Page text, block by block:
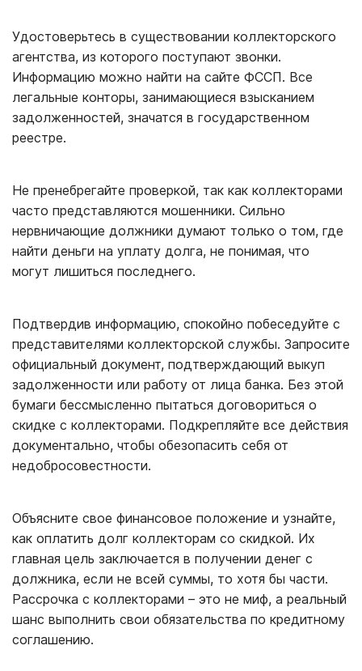
Удостоверьтесь в существовании коллекторского
агентства, из которого поступают звонки.
Информацию можно найти на сайте ФССП. Все
легальные конторы, занимающиеся взысканием
задолженностей, значатся в государственном
реестре.
Не пренебрегайте проверкой, так как коллекторами
часто представляются мошенники. Сильно
нервничающие должники думают только о том, где
найти деньги на уплату долга, не понимая, что
могут лишиться последнего.
Подтвердив информацию, спокойно побеседуйте с
представителями коллекторской службы. Запросите
официальный документ, подтверждающий выкуп
задолженности или работу от лица банка. Без этой
бумаги бессмысленно пытаться договориться о
скидке с коллекторами. Подкрепляйте все действия
документально, чтобы обезопасить себя от
недобросовестности.
Объясните свое финансовое положение и узнайте,
как оплатить долг коллекторам со скидкой. Их
главная цель заключается в получении денег с
должника, если не всей суммы, то хотя бы части.
Рассрочка с коллекторами – это не миф, а реальный
шанс выполнить свои обязательства по кредитному
соглашению.